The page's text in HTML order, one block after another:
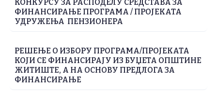
КОНКУРСУ ЗА РАСПОДЕЛУ СРЕДСТАВА ЗА
ФИНАНСИРАЊЕ ПРОГРАМА / ПРОЈЕКАТА
УДРУЖЕЊА ПЕНЗИОНЕРА
РЕШЕЊЕ О ИЗБОРУ ПРОГРАМА/ПРОЈЕКАТА
КОЈИ СЕ ФИНАНСИРАЈУ ИЗ БУЏЕТА ОПШТИНЕ
ЖИТИШТЕ, А НА ОСНОВУ ПРЕДЛОГА ЗА
ФИНАНСИРАЊЕ